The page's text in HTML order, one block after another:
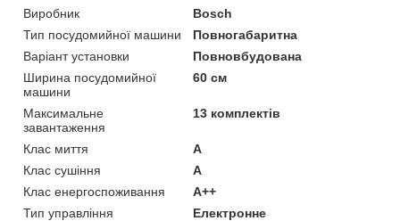
Виробник
Bosch
Тип посудомийної машини
Повногабаритна
Варіант установки
Повновбудована
Ширина посудомийної
машини
60 см
Максимальне
завантаження
13 комплектів
Клас миття
A
Клас сушіння
A
Клас енергоспоживання
A++
Тип управління
Електронне